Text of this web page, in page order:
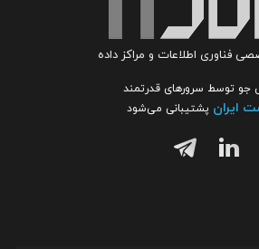
فناوری اطلاعات و مراکز داده
جو توسط سرورهای قدرتمند
ایران پشتیبانی می‌شود